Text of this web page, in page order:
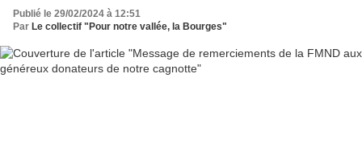
Publié le 29/02/2024 à 12:51
Par Le collectif "Pour notre vallée, la Bourges"